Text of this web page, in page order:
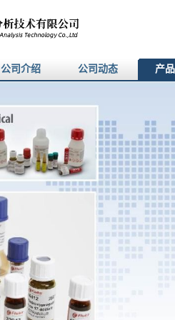
公司介绍 公司动态 产